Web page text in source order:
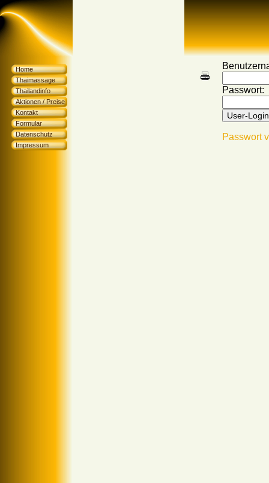
Home
Thaimassage
Thailandinfo
Aktionen / Preise
Kontakt
Formular
Datenschutz
Impressum
Passwort:
Passwort